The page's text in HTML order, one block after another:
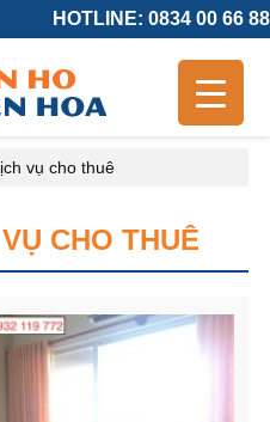
HOTLINE: 0834 00 66 88
vụ cho thuê
CHO THUÊ